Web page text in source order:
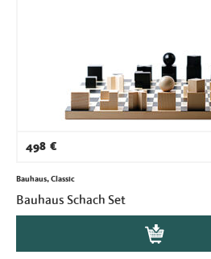
498 €
Bauhaus, Classic
Bauhaus Schach Set